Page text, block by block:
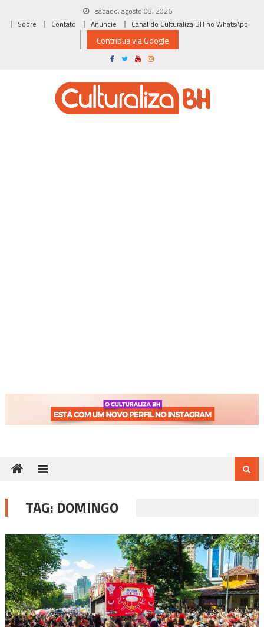
sábado, agosto 08, 2026
Sobre
Contato Anuncie Canal do Culturaliza BH no WhatsApp
Contribua via Google
TAG: DOMINGO